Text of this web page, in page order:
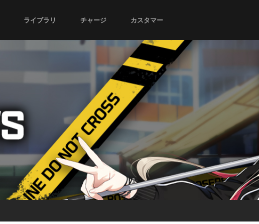
ライブラリ チャージ カスタマー